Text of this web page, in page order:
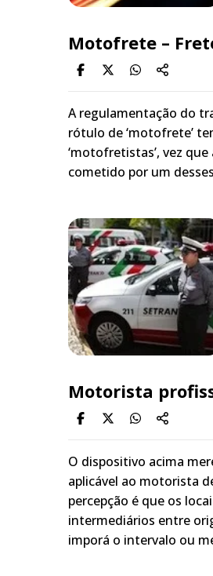
Motofrete –
A regulamentação do
rótulo de ‘motofrete’
‘motofretistas’, vez
cometido por um
Motorista
O dispositivo acima
aplicável ao motorista
percepção é que os
intermediários entre
imporá o intervalo ou